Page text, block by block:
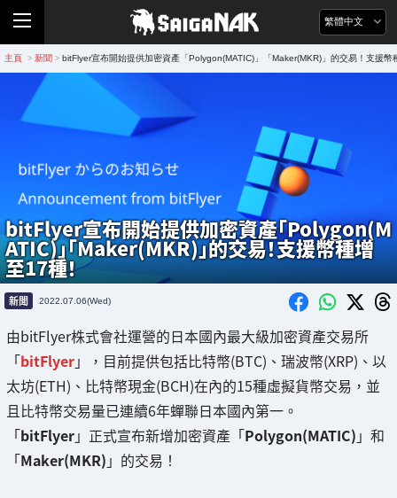
繁體中文
主頁 > 新聞 > bitFlyer宣布開始提供加密資產「Polygon(MATIC)」「Maker(MKR)」的交易！支援幣
bitFlyer宣布開始提供加密資產「Polygon(M
ATIC)」「Maker(MKR)」的交易！支援幣種增
至17種！
新聞 2022.07.06(Wed)
由bitFlyer株式會社運營的日本國內最大級加密資產交易所
「bitFlyer」，目前提供包括比特幣(BTC)、瑞波幣(XRP)、以
太坊(ETH)、比特幣現金(BCH)在內的15種虛擬貨幣交易，並
且比特幣交易量已連續6年蟬聯日本國內第一。
「bitFlyer」正式宣布新增加密資產「Polygon(MATIC) 」和
「Maker(MKR) 」的交易！